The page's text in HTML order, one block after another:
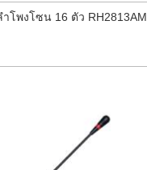
ำโพงโซน 16 ตัว RH2813AM